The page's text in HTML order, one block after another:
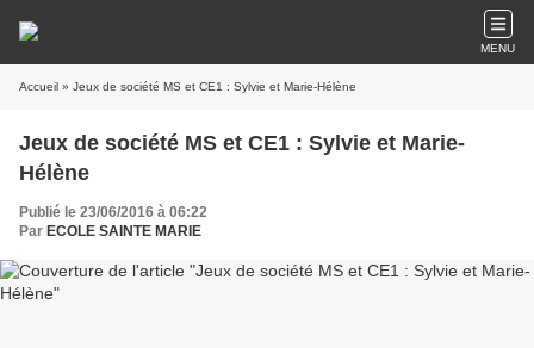
MENU
Accueil » Jeux de société MS et CE1 : Sylvie et Marie-Hélène
Jeux de société MS et CE1 : Sylvie et Marie-
Hélène
Publié le 23/06/2016 à 06:22
Par ECOLE SAINTE MARIE